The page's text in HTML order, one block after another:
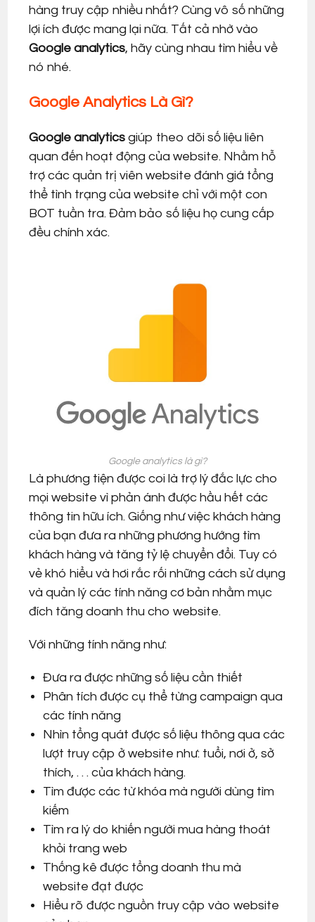
hàng truy cập nhiều nhất? Cùng vô số những
lợi ích được mang lại nữa. Tất cả nhờ vào
Google analytics, hãy cùng nhau tìm hiểu về
nó nhé.
Google Analytics Là Gì?
Google analytics giúp theo dõi số liệu liên
quan đến hoạt động của website. Nhằm hỗ
trợ các quản trị viên website đánh giá tổng
thể tình trạng của website chỉ với một con
BOT tuần tra. Đảm bảo số liệu họ cung cấp
đều chính xác.
Google analytics là gì?
Là phương tiện được coi là trợ lý đắc lực cho
mọi website vì phản ánh được hầu hết các
thông tin hữu ích. Giống như việc khách hàng
của bạn đưa ra những phương hướng tìm
khách hàng và tăng tỷ lệ chuyển đổi. Tuy có
vẻ khó hiểu và hơi rắc rối những cách sử dụng
và quản lý các tính năng cơ bản nhằm mục
đích tăng doanh thu cho website.
Với những tính năng như:
Đưa ra được những số liệu cần thiết
Phân tích được cụ thể từng campaign qua
các tính năng
Nhìn tổng quát được số liệu thông qua các
lượt truy cập ở website như: tuổi, nơi ở, sở
thích, . . . của khách hàng.
Tìm được các từ khóa mà người dùng tìm
kiếm
Tìm ra lý do khiến người mua hàng thoát
khỏi trang web
Thống kê được tổng doanh thu mà
website đạt được
Hiểu rõ được nguồn truy cập vào website